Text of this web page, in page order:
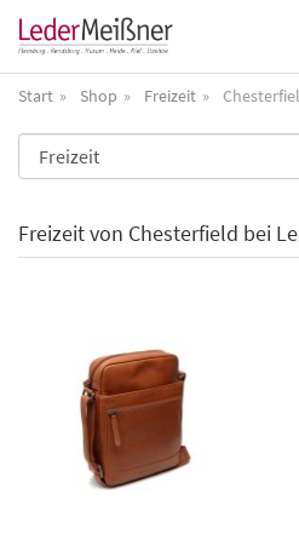
Start Shop Freizeit
Freizeit von Chesterfield bei